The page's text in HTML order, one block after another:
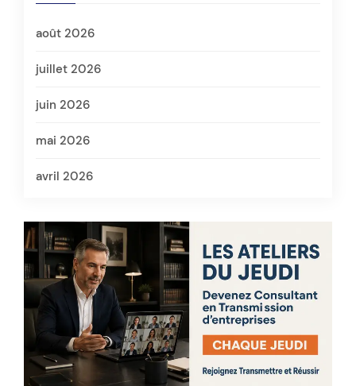
août 2026
juillet 2026
juin 2026
mai 2026
avril 2026